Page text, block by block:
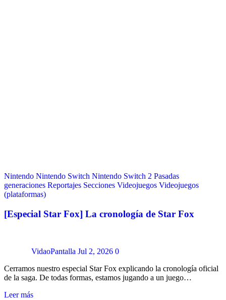
Nintendo Nintendo Switch Nintendo Switch 2 Pasadas
generaciones Reportajes Secciones Videojuegos Videojuegos
(plataformas)
[Especial Star Fox] La cronología de Star Fox
VidaoPantalla Jul 2, 2026 0
Cerramos nuestro especial Star Fox explicando la cronología oficial
de la saga. De todas formas, estamos jugando a un juego…
Leer más